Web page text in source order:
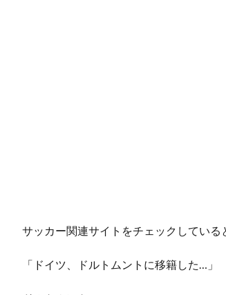
サッカー関連サイトをチェックしている
「ドイツ、ドルトムントに移籍した…」